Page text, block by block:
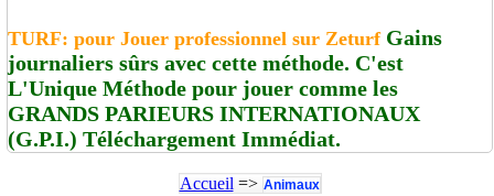
TURF: pour Jouer professionnel sur ZeturfGains
journaliers sûrs avec cette méthode. C'est
L'Unique Méthode pour jouer comme les
GRANDS PARIEURS INTERNATIONAUX
(G.P.I.) Téléchargement Immédiat.
Accueil => Animaux